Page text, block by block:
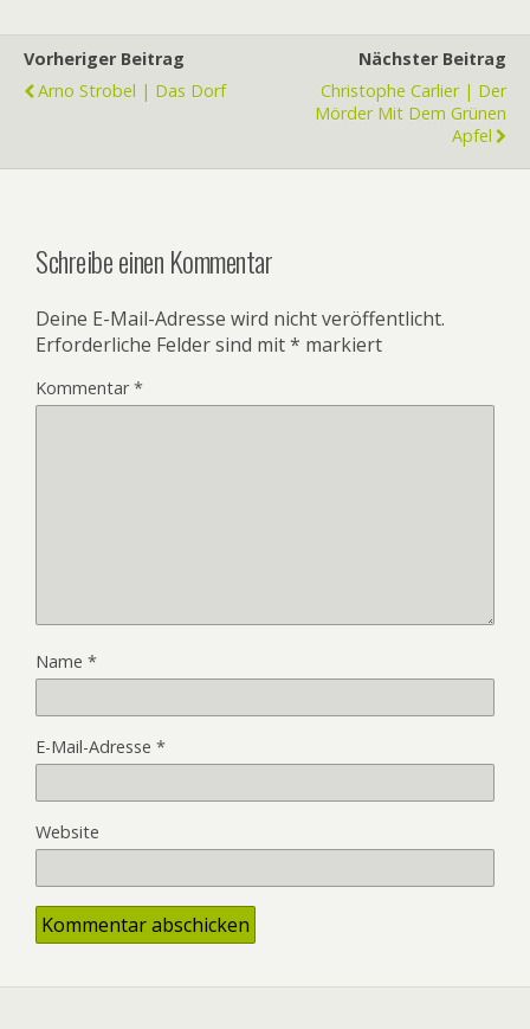
Vorheriger Beitrag
Arno Strobel | Das Dorf
Nächster Beitrag
Christophe Carlier | Der
Mörder Mit Dem Grünen
Apfel
Schreibe einen Kommentar
Deine E-Mail-Adresse wird nicht veröffentlicht.
Erforderliche Felder sind mit* markiert
Kommentar*
Name *
E-Mail-Adresse *
Website